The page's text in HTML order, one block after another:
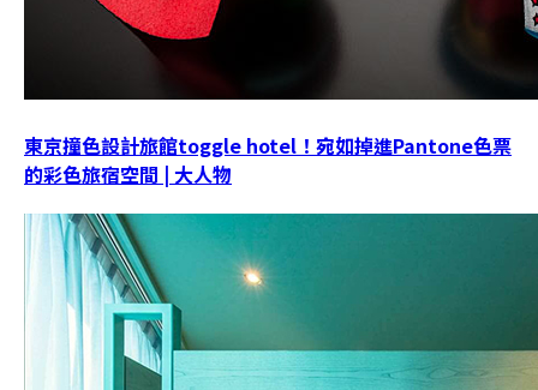
東京撞色設計旅館toggle hotel！宛如掉進Pantone色票
的彩色旅宿空間 | 大人物